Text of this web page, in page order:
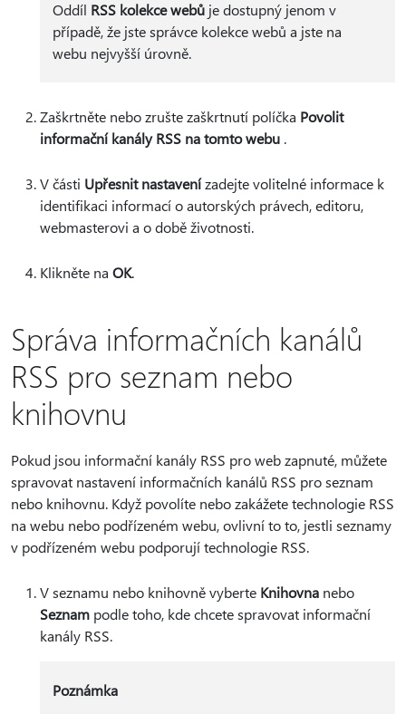
Oddíl RSS kolekce webůje dostupný jenom v
případě, že jste správce kolekce webů a jste na
webu nejvyšší úrovně.
Zaškrtněte nebo zrušte zaškrtnutí políčka Povolit
informační kanály RSS na tomto webu .
V části Upřesnit nastavenízadejte volitelné informace k
identifikaci informací o autorských právech, editoru,
webmasterovi a o době životnosti.
Klikněte na OK.
Správa informačních kanálů
RSS pro seznam nebo
knihovnu
Pokud jsou informační kanály RSS pro web zapnuté, můžete
spravovat nastavení informačních kanálů RSS pro seznam
nebo knihovnu. Když povolíte nebo zakážete technologie RSS
na webu nebo podřízeném webu, ovlivní to to, jestli seznamy
v podřízeném webu podporují technologie RSS.
V seznamu nebo knihovně vyberte Knihovna nebo
Seznam podle toho, kde chcete spravovat informační
kanály RSS.
Poznámka